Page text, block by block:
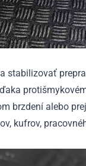
stabilizovať
brzdení alebo
kufrov,